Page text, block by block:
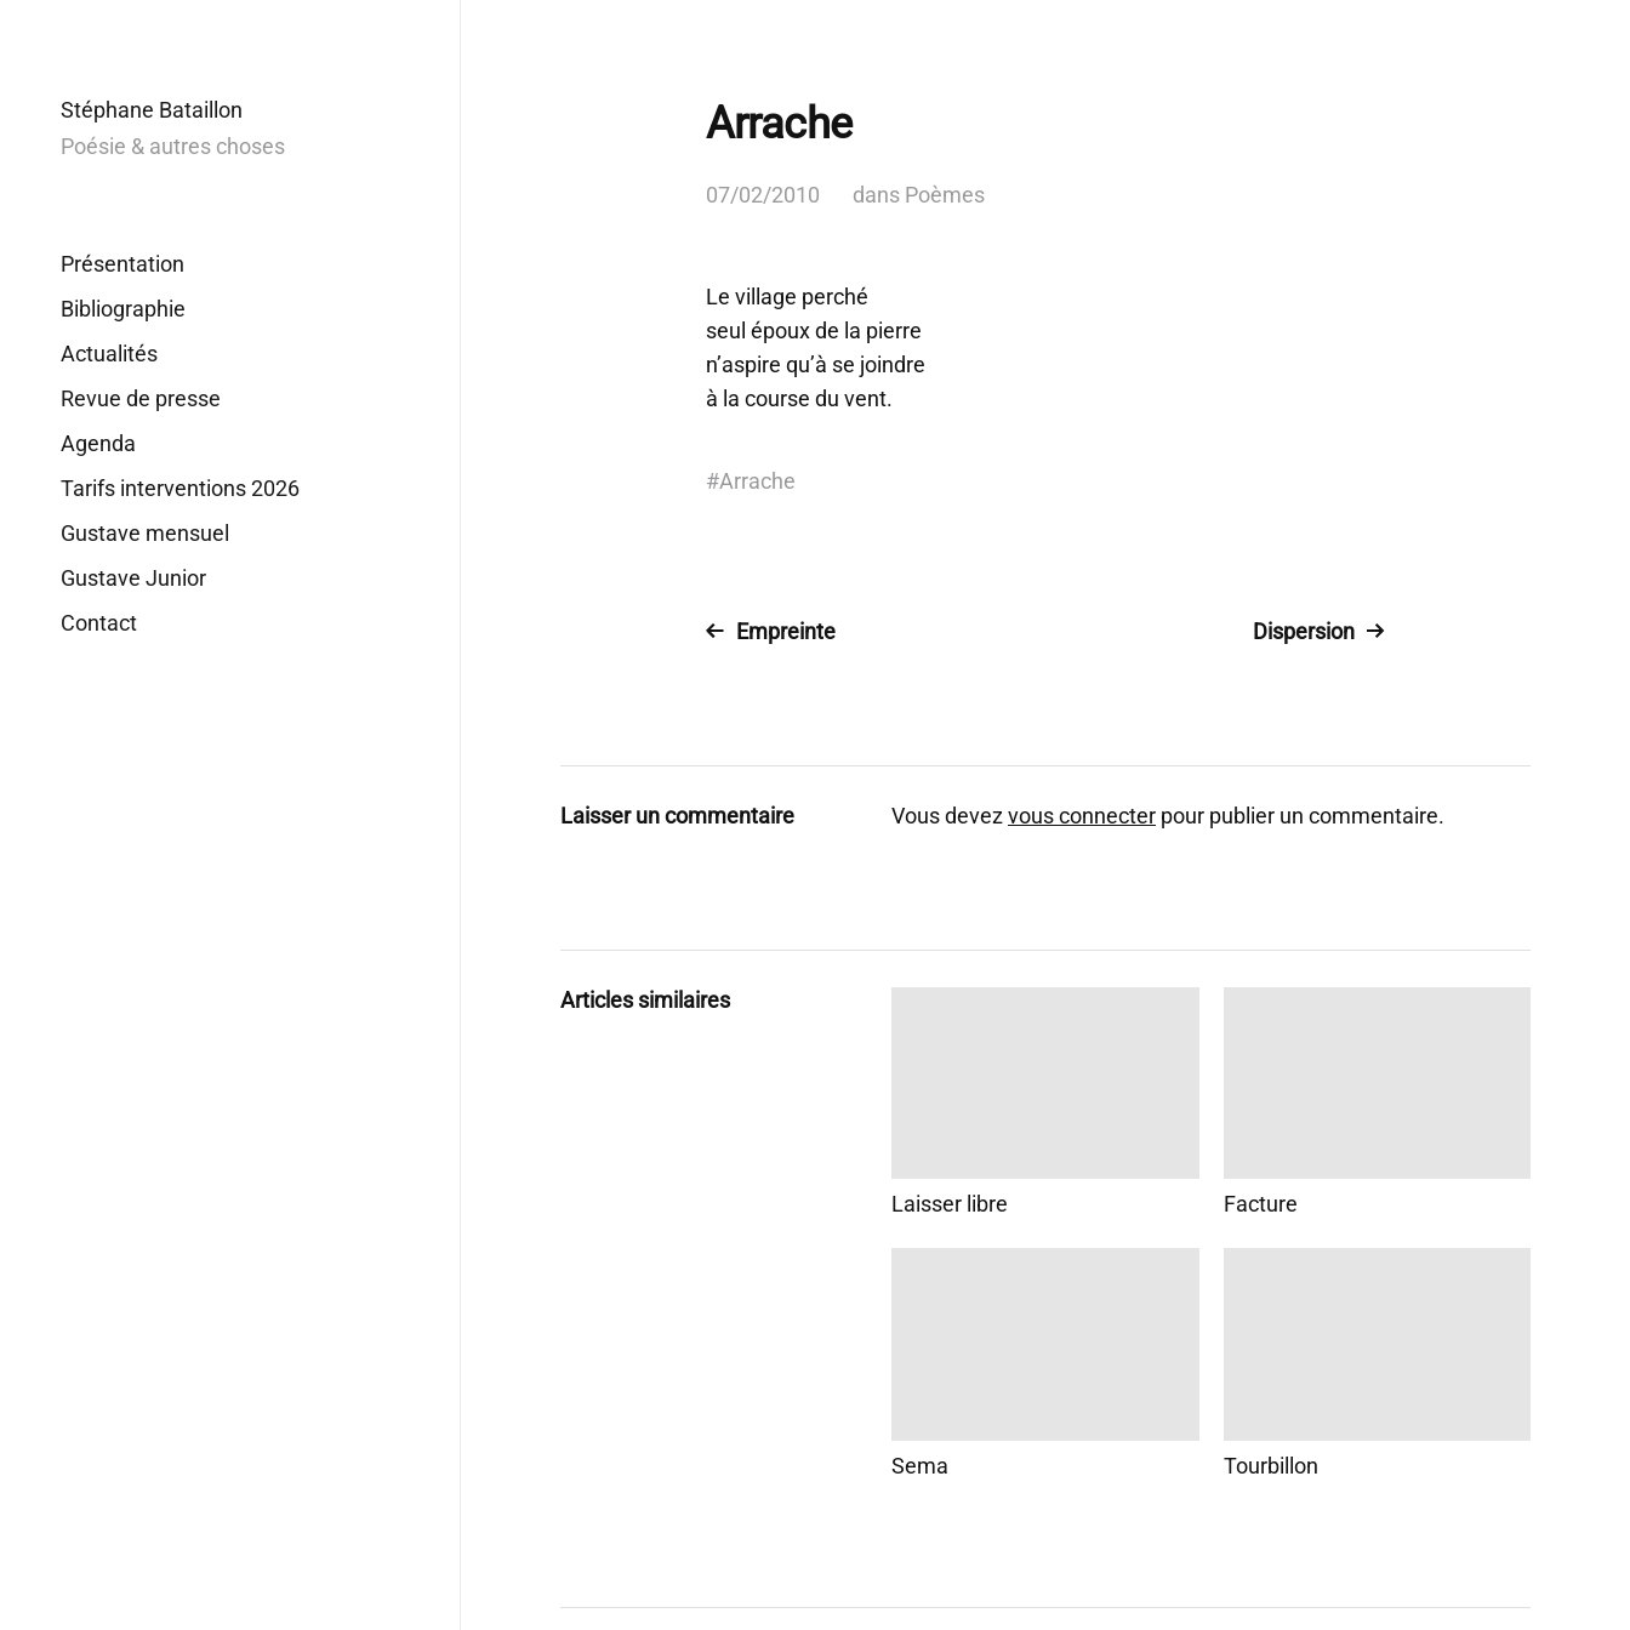
Stéphane Bataillon
Poésie & autres choses
Présentation
Bibliographie
Actualités
Revue de presse
Agenda
Tarifs interventions 2026
Gustave mensuel
Gustave Junior
Contact
Arrache
07/02/2010 dans Poèmes
Le village perché
seul époux de la pierre
n’aspire qu’à se joindre
à la course du vent.
#Arrache
Empreinte Dispersion
Laisser un commentaire Vous devezvous connecter pour publier un commentaire.
Articles similaires
Laisser libre Facture
Sema Tourbillon